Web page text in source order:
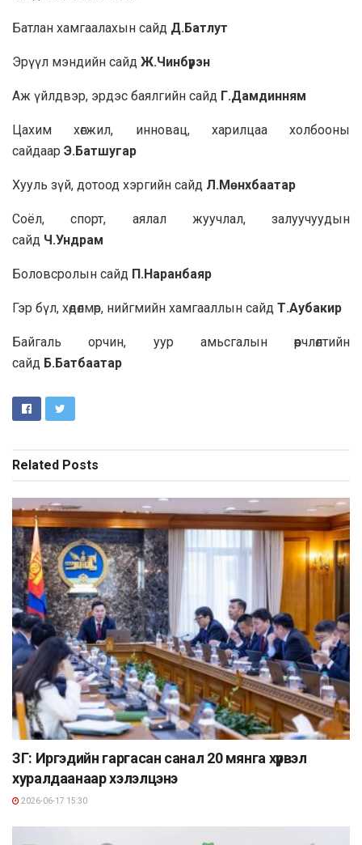
Батлан хамгаалахын сайд Д.Батлут
Эрүүл мэндийн сайд Ж.Чинбүрэн
Аж үйлдвэр, эрдэс баялгийн сайд Г.Дамдинням
Цахим хөгжил, инновац, харилцаа холбооны
сайдаар Э.Батшугар
Хууль зүй, дотоод хэргийн сайд Л.Мөнхбаатар
Соёл, спорт, аялал жуучлал, залуучуудын
сайд Ч.Ундрам
Боловсролын сайд П.Наранбаяр
Гэр бүл, хөдөлмөр, нийгмийн хамгааллын сайд Т.Аубакир
Байгаль орчин, уур амьсгалын өөрчлөлтийн
сайд Б.Батбаатар
Related Posts
ЗГ: Иргэдийн гаргасан санал 20 мянга хүрвэл
хуралдаанаар хэлэлцэнэ
2026-06-17 15:30